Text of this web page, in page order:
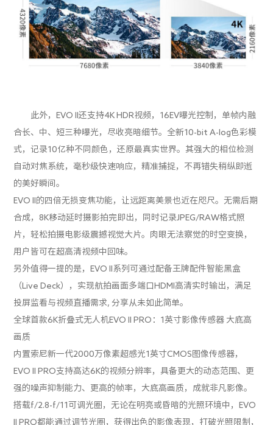
此外，EVO II还支持4K HDR视频，16EV曝光控制，单帧内融
合长、中、短三种曝光，尽收亮暗细节。全新10-bit A-log色彩模
式，记录10亿种不同颜色，还原最真实世界。其强大的相位检测
自动对焦系统，毫秒级快速响应，精准捕捉，不再错失稍纵即逝
的美好瞬间。
EVO II的四倍无损变焦功能，让远距离美景也近在咫尺。无需后期
合成，8K移动延时摄影拍完即出，同时记录JPEG/RAW格式照
片，轻松拍摄电影级震撼视觉大片。肉眼无法察觉的时空变换，
用户皆可在超高清视频中回味。
另外值得一提的是，EVO II系列可通过配备王牌配件智能黑盒
（Live Deck），实现航拍画面多端口HDMI高清实时输出，满足
投屏监看与视频直播需求, 分享从未如此简单。
全球首款6K折叠式无人机EVO II PRO：1英寸影像传感器 大底高
画质
内置索尼新一代2000万像素超感光1英寸CMOS图像传感器，
EVO II PRO支持高达6K的视频分辨率，具备更大的动态范围、更
强的噪声抑制能力、更高的帧率，大底高画质，成就非凡影像。
搭载f/2.8-f/11可调光圈，无论在明亮或昏暗的光照环境中，EVO
II PRO都能通过调节光圈，获得出色的影像表现，打破光照限制，